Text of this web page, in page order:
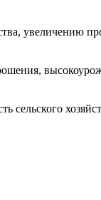
увеличению
сельского